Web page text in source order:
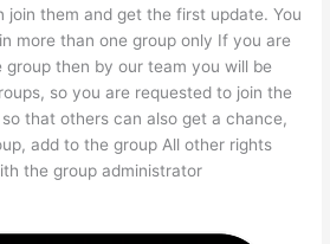
join them and get the first update. You
more than one group only If you are
group then by our team you will be
so you are requested to join the
that others can also get a chance,
add to the group All other rights
the group administrator